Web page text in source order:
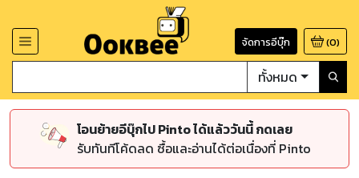
จัดการอีบุ๊ก (0)
ทั้งหมด
โอนย้ายอีบุ๊กไป Pinto ได้แล้ววันนี้ กดเลย
รับทันทีโค้ดลด ซื้อและอ่านได้ต่อเนื่องที่ Pinto